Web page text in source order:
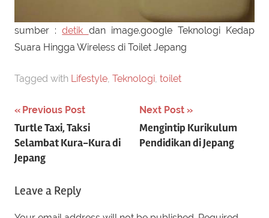
sumber :detik dan image.google Teknologi Kedap
Suara Hingga Wireless di Toilet Jepang
Tagged with Lifestyle, Teknologi, toilet
Post
navigation
Previous Post
Turtle Taxi, Taksi
Selambat Kura-Kura di
Jepang
Next Post
Mengintip Kurikulum
Pendidikan di Jepang
Leave a Reply